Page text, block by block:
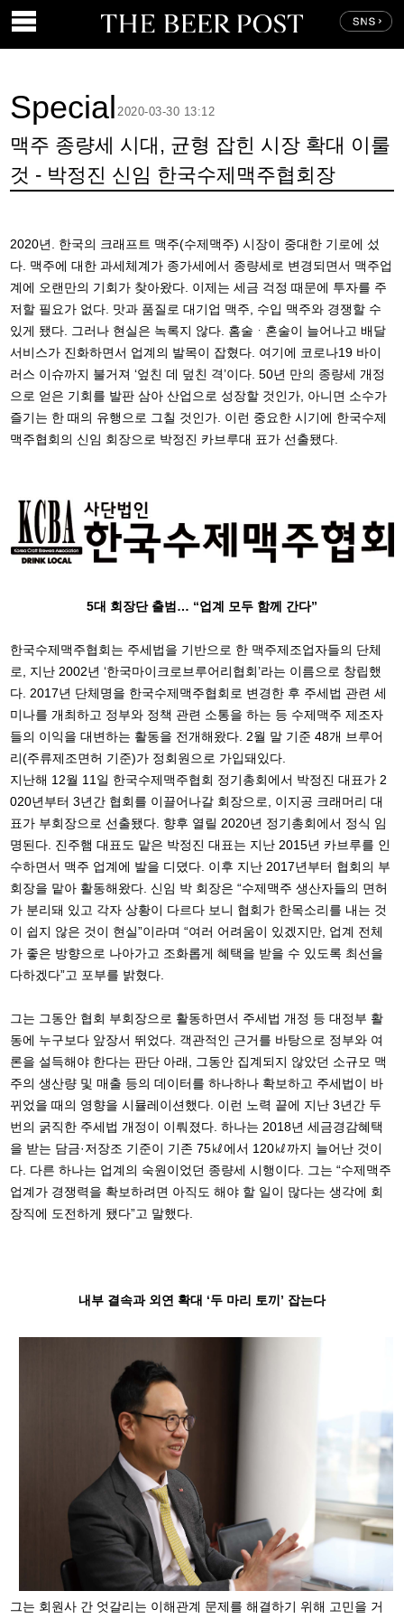
Special
맥주 종량세 시대, 균형 잡힌 시장 확대 이룰
것 - 박정진 신임 한국수제맥주협회장
2020-03-30 13:12
2020년. 한국의 크래프트 맥주(수제맥주) 시장이 중대한 기로에 섰
다. 맥주에 대한 과세체계가 종가세에서 종량세로 변경되면서 맥주업
계에 오랜만의 기회가 찾아왔다. 이제는 세금 걱정 때문에 투자를 주
저할 필요가 없다. 맛과 품질로 대기업 맥주, 수입 맥주와 경쟁할 수
있게 됐다. 그러나 현실은 녹록지 않다. 홈술ᆞ혼술이 늘어나고 배달
서비스가 진화하면서 업계의 발목이 잡혔다. 여기에 코로나19 바이
러스 이슈까지 불거져 ‘엎친 데 덮친 격’이다. 50년 만의 종량세 개정
으로 얻은 기회를 발판 삼아 산업으로 성장할 것인가, 아니면 소수가
즐기는 한 때의 유행으로 그칠 것인가. 이런 중요한 시기에 한국수제
맥주협회의 신임 회장으로 박정진 카브루대 표가 선출됐다.
5대 회장단 출범… “업계 모두 함께 간다”
한국수제맥주협회는 주세법을 기반으로 한 맥주제조업자들의 단체
로, 지난 2002년 ‘한국마이크로브루어리협회’라는 이름으로 창립했
다. 2017년 단체명을 한국수제맥주협회로 변경한 후 주세법 관련 세
미나를 개최하고 정부와 정책 관련 소통을 하는 등 수제맥주 제조자
들의 이익을 대변하는 활동을 전개해왔다. 2월 말 기준 48개 브루어
리(주류제조면허 기준)가 정회원으로 가입돼있다.
지난해 12월 11일 한국수제맥주협회 정기총회에서 박정진 대표가 2
020년부터 3년간 협회를 이끌어나갈 회장으로, 이지공 크래머리 대
표가 부회장으로 선출됐다. 향후 열릴 2020년 정기총회에서 정식 임
명된다. 진주햄 대표도 맡은 박정진 대표는 지난 2015년 카브루를 인
수하면서 맥주 업계에 발을 디뎠다. 이후 지난 2017년부터 협회의 부
회장을 맡아 활동해왔다. 신임 박 회장은 “수제맥주 생산자들의 면허
가 분리돼 있고 각자 상황이 다르다 보니 협회가 한목소리를 내는 것
이 쉽지 않은 것이 현실”이라며 “여러 어려움이 있겠지만, 업계 전체
가 좋은 방향으로 나아가고 조화롭게 혜택을 받을 수 있도록 최선을
다하겠다”고 포부를 밝혔다.
그는 그동안 협회 부회장으로 활동하면서 주세법 개정 등 대정부 활
동에 누구보다 앞장서 뛰었다. 객관적인 근거를 바탕으로 정부와 여
론을 설득해야 한다는 판단 아래, 그동안 집계되지 않았던 소규모 맥
주의 생산량 및 매출 등의 데이터를 하나하나 확보하고 주세법이 바
뀌었을 때의 영향을 시뮬레이션했다. 이런 노력 끝에 지난 3년간 두
번의 굵직한 주세법 개정이 이뤄졌다. 하나는 2018년 세금경감혜택
을 받는 담금·저장조 기준이 기존 75㎘에서 120㎘까지 늘어난 것이
다. 다른 하나는 업계의 숙원이었던 종량세 시행이다. 그는 “수제맥주
업계가 경쟁력을 확보하려면 아직도 해야 할 일이 많다는 생각에 회
장직에 도전하게 됐다”고 말했다.
내부 결속과 외연 확대 ‘두 마리 토끼’ 잡는다
그는 회원사 간 엇갈리는 이해관계 문제를 해결하기 위해 고민을 거